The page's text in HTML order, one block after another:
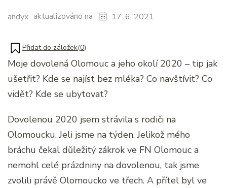
andyx aktualizováno na 17. 6. 2021
Přidat do záložek(0)
Moje dovolená Olomouc a jeho okolí 2020 – tip jak
ušetřit? Kde se najíst bez mléka? Co navštívit? Co
vidět? Kde se ubytovat?
Dovolenou 2020 jsem strávila s rodiči na
Olomoucku. Jeli jsme na týden. Jelikož mého
bráchu čekal důležitý zákrok ve FN Olomouc a
nemohl celé prázdniny na dovolenou, tak jsme
zvolili právě Olomoucko ve třech. A přítel byl ve